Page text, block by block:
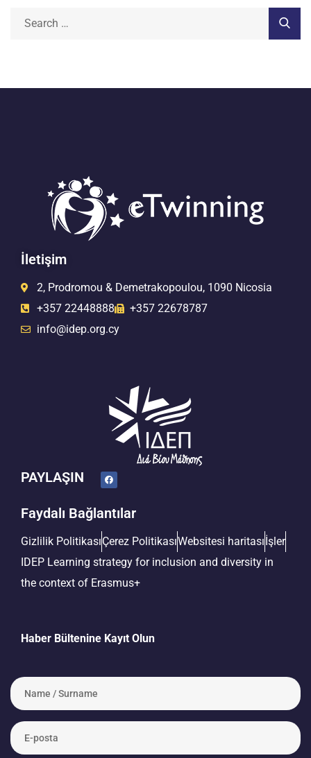
İletişim
2, Prodromou & Demetrakopoulou, 1090 Nicosia
+357 22448888
+357 22678787
info@idep.org.cy
PAYLAŞIN
Faydalı Bağlantılar
Gizlilik PolitikasıÇerez PolitikasıWebsitesi haritasıİşler
IDEP Learning strategy for inclusion and diversity in
the context of Erasmus+
Haber Bültenine Kayıt Olun
N
a
m
e
/
S
E
-